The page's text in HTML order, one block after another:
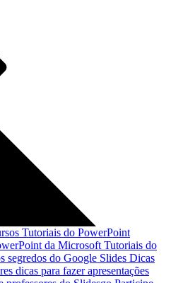
Tutoriais do PowerPoint
da Microsoft Tutoriais do
segredos do Google Slides Dicas
dicas para fazer apresentações